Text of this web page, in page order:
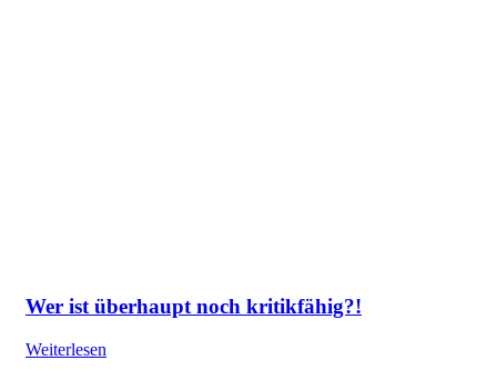
Wer ist überhaupt noch kritikfähig?!
Weiterlesen